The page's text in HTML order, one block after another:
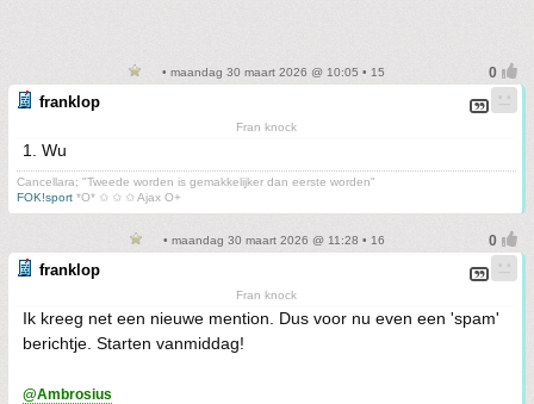
• maandag 30 maart 2026 @ 10:05 • 15
franklop
Fran knock
1. Wu
Cancellara; "Tweede worden is gemakkelijker dan eerste worden"
FOK!sport *O* ✩ ✩ ✩ Ajax O+
• maandag 30 maart 2026 @ 11:28 • 16
franklop
Fran knock
Ik kreeg net een nieuwe mention. Dus voor nu even een 'spam'
berichtje. Starten vanmiddag!
@Ambrosius